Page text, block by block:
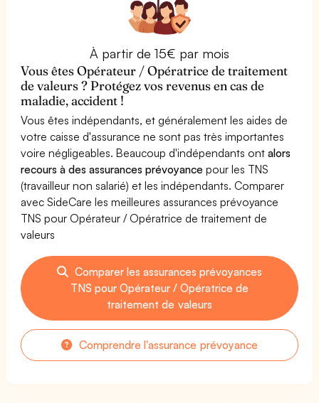
À partir de 15€ par mois
Vous êtes Opérateur / Opératrice de traitement
de valeurs ? Protégez vos revenus en cas de
maladie, accident !
Vous êtes indépendants, et généralement les aides de
votre caisse d'assurance ne sont pas très importantes
voire négligeables. Beaucoup d'indépendants ontalors
recours à des assurances prévoyance pour les TNS
(travailleur non salarié) et les indépendants. Comparer
avec SideCare les meilleures assurances prévoyance
TNS pour Opérateur / Opératrice de traitement de
valeurs
Comparer les assurances prévoyances
TNS pour Opérateur / Opératrice de
traitement de valeurs
Comprendre l'assurance prévoyance